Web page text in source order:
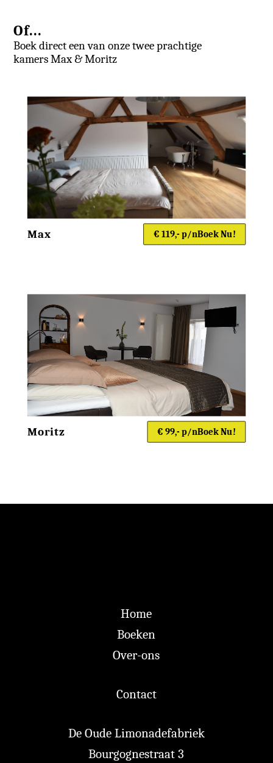
Home
Boeken
Over ons
Contact
Of...
Boek direct een van onze twee prachtige
kamers Max & Moritz
Max € 119,- p/nBoek Nu!
Moritz € 99,- p/nBoek Nu!
Home
Boeken
Over-ons
Contact
De Oude Limonadefabriek
Bourgognestraat 3